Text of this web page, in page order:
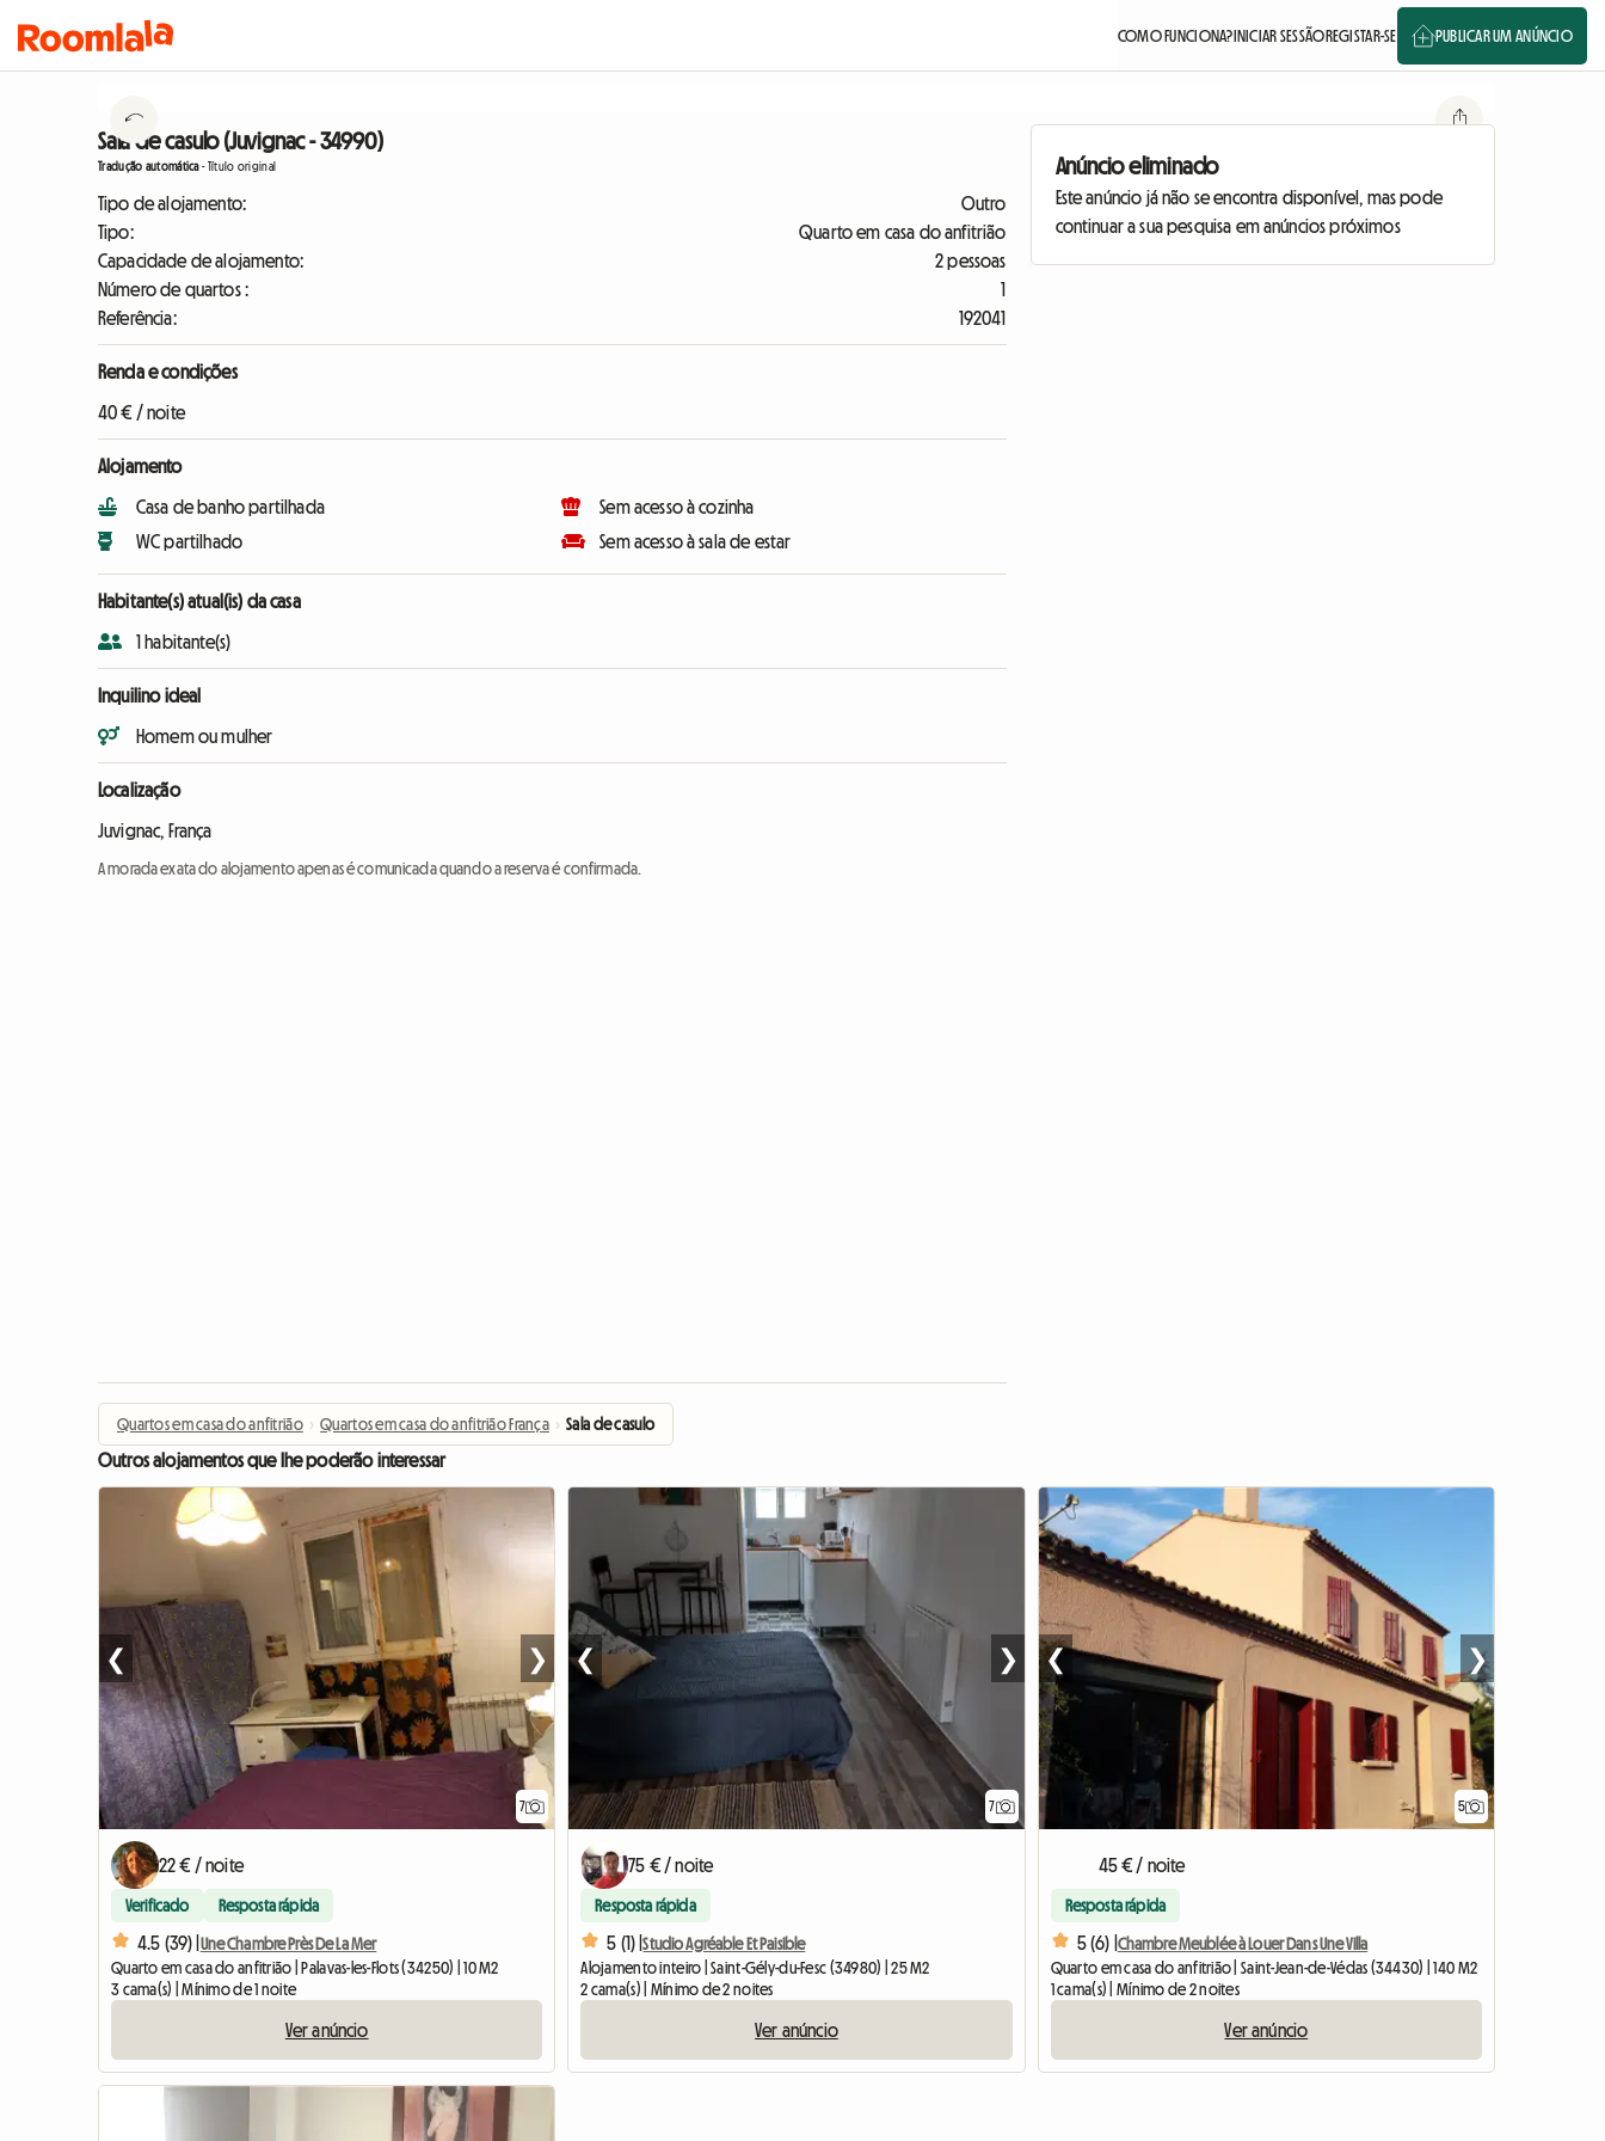
COMO FUNCIONA?INICIAR SESSÃOREGISTAR-SE PUBLICAR UM ANÚNCIO
Sala de casulo (Juvignac - 34990)
Tradução automática-Título original
Tipo de alojamento:
Outro
Tipo:
Quarto em casa do anfitrião
Capacidade de alojamento:
2 pessoas
Número de quartos :
1
Referência:
192041
Renda e condições
40 € / noite
Alojamento
Casa de banho partilhada
WC partilhado
Sem acesso à cozinha
Sem acesso à sala de estar
Habitante(s) atual(is) da casa
1 habitante(s)
Inquilino ideal
Homem ou mulher
Localização
Juvignac, França
A morada exata do alojamento apenas é comunicada quando a reserva é confirmada.
Anúncio eliminado
Este anúncio já não se encontra disponível, mas pode
continuar a sua pesquisa em anúncios próximos
Quartos em casa do anfitrião › Quartos em casa do anfitrião França › Sala de casulo
Outros alojamentos que lhe poderão interessar
7
❮ ❯
22 € / noite
Verificado Resposta rápida
4.5 (39) | Une Chambre Près De La Mer
Quarto em casa do anfitrião | Palavas-les-Flots (34250) | 10 M2
3 cama(s) | Mínimo de 1 noite
Ver anúncio
7
❮ ❯
75 € / noite
Resposta rápida
5 (1) |Studio Agréable Et Paisible
Alojamento inteiro | Saint-Gély-du-Fesc (34980) | 25 M2
2 cama(s) | Mínimo de 2 noites
Ver anúncio
5
❮ ❯
45 € / noite
Resposta rápida
5 (6) | Chambre Meublée à Louer Dans Une Villa
Quarto em casa do anfitrião | Saint-Jean-de-Védas (34430) | 140 M2
1 cama(s) | Mínimo de 2 noites
Ver anúncio